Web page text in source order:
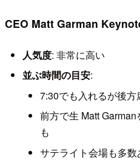
CEO Matt Garman
人気度: 非常に高い
並ぶ時間の目安:
7:30でも入れるが後方
前方で生 Matt
も
サテライト会場も多数